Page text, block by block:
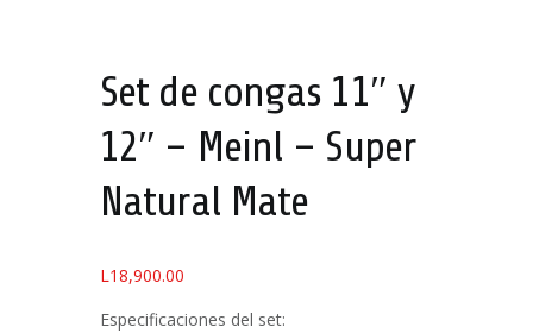
Set de congas 11″ y
12″ – Meinl – Super
Natural Mate
L18,900.00
Especificaciones del set: